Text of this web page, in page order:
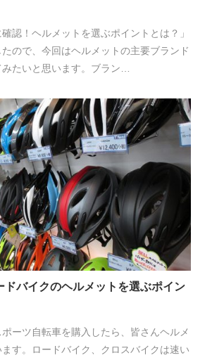
認！ヘルメットを選ぶポイントとは？」
ので、今回はヘルメットの主要ブランド
たいと思います。ブラン…
ドバイクのヘルメットを選ぶポイン
ーツ自転車を購入したら、皆さんヘルメ
す。ロードバイク、クロスバイクは速い